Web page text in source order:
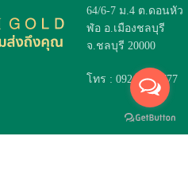
64/6-7 ม.4 ต.ดอนหัว
ฬ่อ อ.เมืองชลบุรี
จ.ชลบุรี 20000
โทร : 092 979 7777